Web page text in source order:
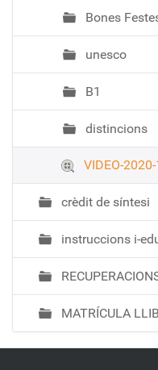
Bones
unesco
B1
distincions
VIDEO-
crèdit de síntesi
instruccions i-
MATRÍCULA